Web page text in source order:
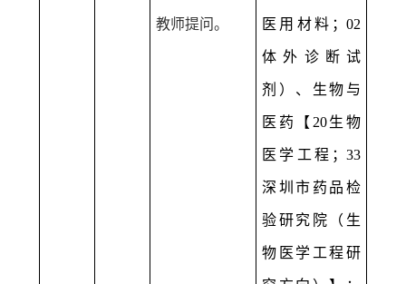
教师提问。 医用材料； 02
体外诊断试
剂）、生物与
医药【 20生物
医学工程； 33
深圳市药品检
验研究院（生
物医学工程研